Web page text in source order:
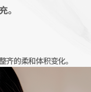
。
齐的柔和体积变化。